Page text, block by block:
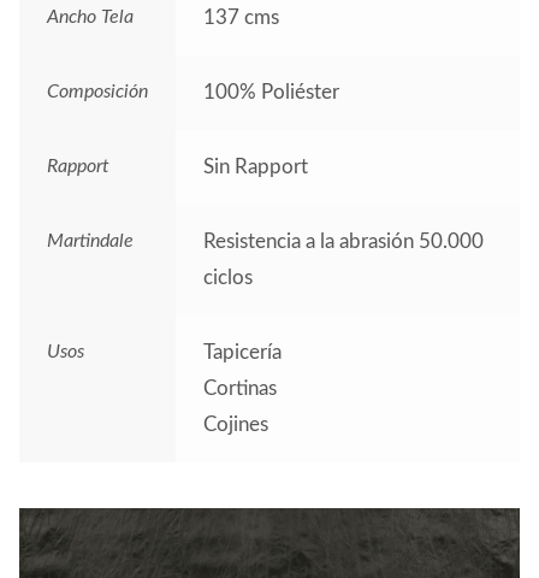
Ancho Tela 137 cms
Composición 100% Poliéster
Rapport Sin Rapport
Martindale
Resistencia a la abrasión 50.000
ciclos
Usos
Tapicería
Cortinas
Cojines